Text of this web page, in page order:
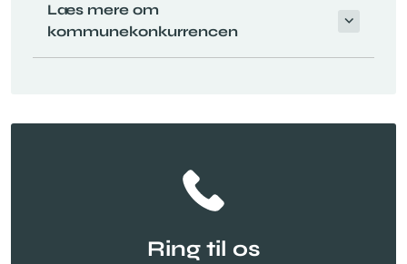
Læs mere om
kommunekonkurrencen
Ring til os